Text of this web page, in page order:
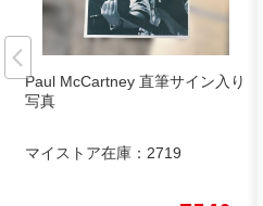
Paul McCartney 直筆サイン入り
写真
マイストア在庫： 2719